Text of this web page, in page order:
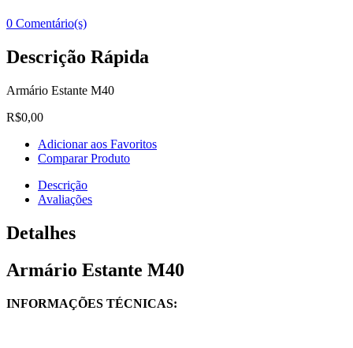
0 Comentário(s)
Descrição Rápida
Armário Estante M40
R$0,00
Adicionar aos Favoritos
Comparar Produto
Descrição
Avaliações
Detalhes
Armário Estante M40
INFORMAÇÕES TÉCNICAS: